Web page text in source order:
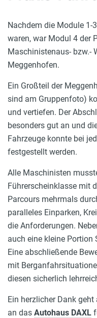
Nachdem die Module
waren, war Modul 4 der
Maschinistenaus- bzw.-
Meggenhofen.
Ein Großteil der
sind am Gruppenfoto)
und vertiefen. Der
besonders gut an und
Fahrzeuge konnte bei
festgestellt werden.
Alle Maschinisten
Führerscheinklasse mit
Parcours mehrmals
paralleles Einparken,
die Anforderungen.
auch eine kleine
Eine abschließende
mit
diesen sicherlich
Ein herzlicher Dank geht
an das Autohaus DAXL